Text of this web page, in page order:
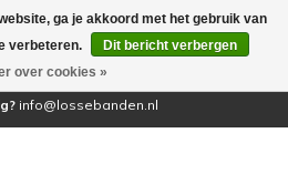
(0)
info@lossebanden.nl
ga je akkoord met het gebruik van
verbeteren.
Dit bericht verbergen
over cookies »